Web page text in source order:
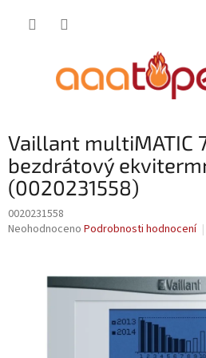
Vaillant multiMATIC
bezdrátový
(0020231558)
0020231558
Průměrné
Neohodnoceno Podrobnosti hodnocení